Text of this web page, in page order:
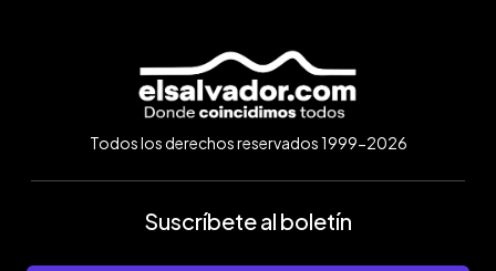
Todos los derechos reservados 1999-2026
Suscríbete al boletín